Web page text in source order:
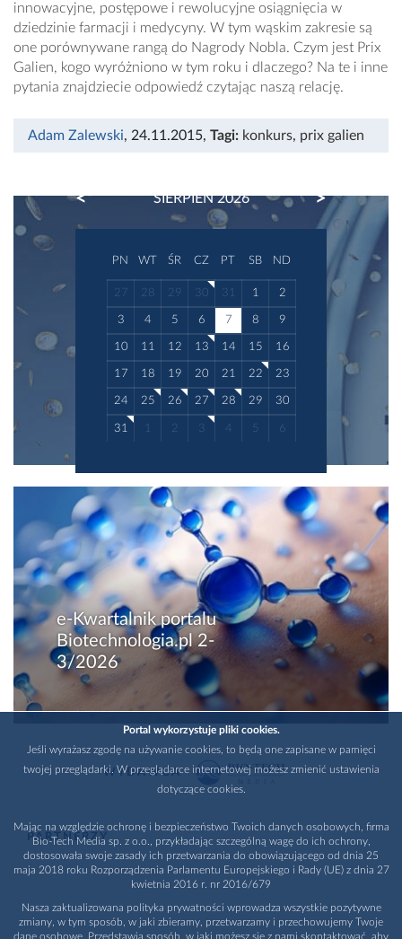
innowacyjne, postępowe i rewolucyjne osiągnięcia w
dziedzinie farmacji i medycyny. W tym wąskim zakresie są
one porównywane rangą do Nagrody Nobla. Czym jest Prix
Galien, kogo wyróżniono w tym roku i dlaczego? Na te i inne
pytania znajdziecie odpowiedź czytając naszą relację.
Adam Zalewski, 24.11.2015, Tagi: konkurs, prix galien
SIERPIEŃ 2026
PREVIOUS NEXT
PN WT ŚR CZ PT SB ND
27 28 29 30 31 1 2
3 4 5 6 7 8 9
10 11 12 13 14 15 16
17 18 19 20 21 22 23
24 25 26 27 28 29 30
31 1 2 3 4 5 6
e-Kwartalnik portalu
Biotechnologia.pl 2-
3/2026
WYDAWCA
PARTNERZY
Portal wykorzystuje pliki cookies.
Jeśli wyrażasz zgodę na używanie cookies, to będą one zapisane w pamięci
twojej przeglądarki. W przeglądarce internetowej możesz zmienić ustawienia
dotyczące cookies.
Mając na względzie ochronę i bezpieczeństwo Twoich danych osobowych, firma
Bio-Tech Media sp. z o.o., przykładając szczególną wagę do ich ochrony,
dostosowała swoje zasady ich przetwarzania do obowiązującego od dnia 25
maja 2018 roku Rozporządzenia Parlamentu Europejskiego i Rady (UE) z dnia 27
kwietnia 2016 r. nr 2016/679
Nasza zaktualizowana polityka prywatności wprowadza wszystkie pozytywne
zmiany, w tym sposób, w jaki zbieramy, przetwarzamy i przechowujemy Twoje
dane osobowe. Przedstawia sposób, w jaki możesz się z nami skontaktować, aby